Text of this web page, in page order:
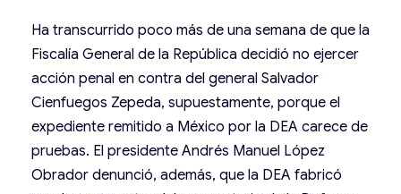
Ha transcurrido poco más de una semana de que la
Fiscalía General de la República decidió no ejercer
acción penal en contra del general Salvador
Cienfuegos Zepeda, supuestamente, porque el
expediente remitido a México por la DEA carece de
pruebas. El presidente Andrés Manuel López
Obrador denunció, además, que la DEA fabricó